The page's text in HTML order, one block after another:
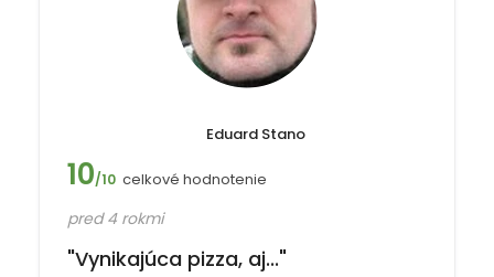
Eduard Stano
10/10 celkové hodnotenie
pred 4 rokmi
"Vynikajúca pizza, aj..."